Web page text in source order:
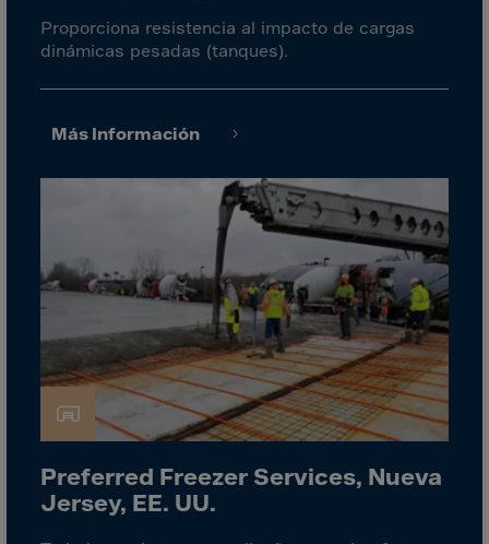
Guinea
Guinea-Bissau
Guyana
Haiti
Hong Kong
Hungary
Iceland
India
Indonesia
Iran
Iraq
Ireland
Proporciona resistencia al impacto de cargas
dinámicas pesadas (tanques).
Más Información
Preferred Freezer Services, Nueva
Jersey, EE. UU.